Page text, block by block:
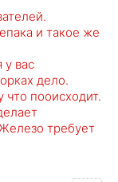
и такое же
у вас
дело.
что пооисходит.
требует